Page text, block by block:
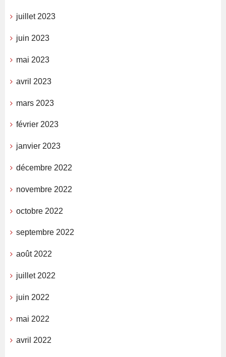
juillet 2023
juin 2023
mai 2023
avril 2023
mars 2023
février 2023
janvier 2023
décembre 2022
novembre 2022
octobre 2022
septembre 2022
août 2022
juillet 2022
juin 2022
mai 2022
avril 2022